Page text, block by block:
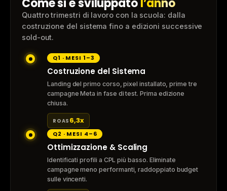
Come si è sviluppatol’anno
Quattro trimestri di lavoro con la scuola: dalla
costruzione del sistema fino a edizioni successive
sold-out.
Q1 · MESI 1–3
Costruzione del Sistema
Landing del primo corso, pixel installato, prime tre
campagne Meta in fase di test. Prima edizione
chiusa.
ROAS 6,3x
Q2 · MESI 4–6
Ottimizzazione & Scaling
Identificati profili a CPL più basso. Eliminate
campagne meno performanti, raddoppiato budget
sulle vincenti.